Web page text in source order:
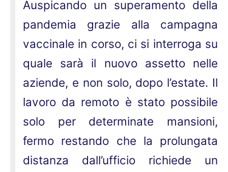
Auspicando un superamento della
pandemia grazie alla campagna
vaccinale in corso, ci si interroga su
quale sarà il nuovo assetto nelle
aziende, e non solo, dopo l’estate. Il
lavoro da remoto è stato possibile
solo per determinate mansioni,
fermo restando che la prolungata
distanza dall’ufficio richiede un